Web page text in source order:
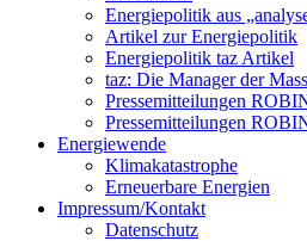
Energiepolitik aus
Artikel zur Energiepolitik
Energiepolitik taz Artikel
taz: Die Manager der
Pressemitteilungen
Pressemitteilungen
Energiewende
Klimakatastrophe
Erneuerbare Energien
Impressum/Kontakt
Datenschutz